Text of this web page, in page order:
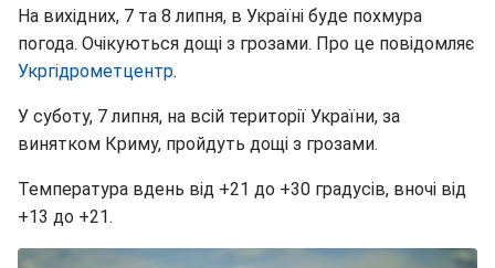
На вихідних, 7 та 8 липня, в Україні буде похмура
погода. Очікуються дощі з грозами. Про це повідомляє
Укргідрометцентр.
У суботу, 7 липня, на всій території України, за
винятком Криму, пройдуть дощі з грозами.
Температура вдень від +21 до +30 градусів, вночі від
+13 до +21.